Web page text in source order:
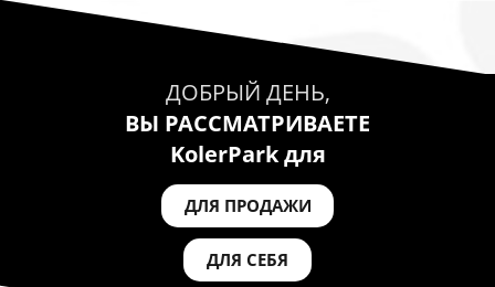
ДОБРЫЙ ДЕНЬ,
ВЫ РАССМАТРИВАЕТЕ
KolerPark для
ДЛЯ ПРОДАЖИ
ДЛЯ СЕБЯ